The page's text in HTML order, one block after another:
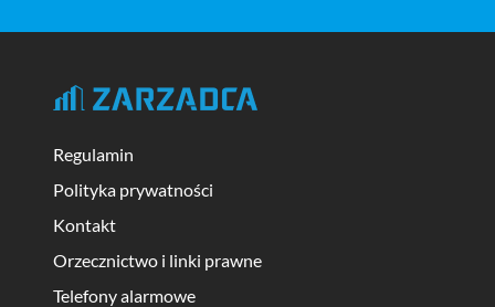
Regulamin
Polityka prywatności
Kontakt
Orzecznictwo i linki prawne
Telefony alarmowe